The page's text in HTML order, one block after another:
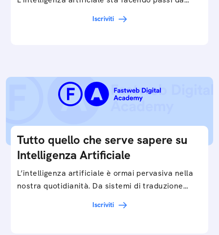
interpretazione dei big data ai chatbot e virtual…
Iscriviti
Tutto quello che serve sapere su
Intelligenza Artificiale
L’intelligenza artificiale è ormai pervasiva nella
nostra quotidianità. Da sistemi di traduzione
Iscriviti